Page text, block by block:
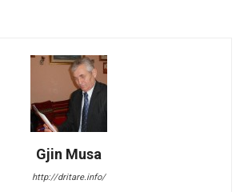
Gjin Musa
http://dritare.info/